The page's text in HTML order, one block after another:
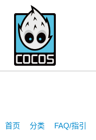
tailor
首页 分类 FAQ/指引